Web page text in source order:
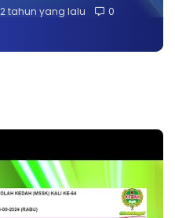
2 tahun yang lalu 0